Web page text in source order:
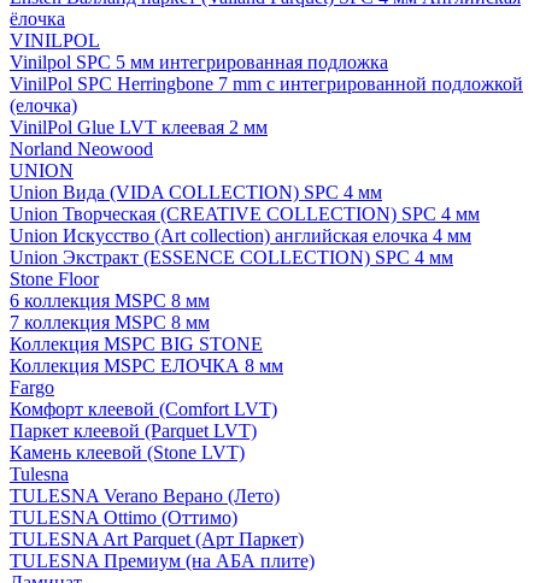
ёлочка
VINILPOL
Vinilpol SPC 5 мм интегрированная подложка
VinilPol SPC Herringbone 7 mm с интегрированной подложкой
(елочка)
VinilPol Glue LVT клеевая 2 мм
Norland Neowood
UNION
Union Вида (VIDA COLLECTION) SPC 4 мм
Union Творческая (CREATIVE COLLECTION) SPC 4 мм
Union Искусство (Art collection) английская елочка 4 мм
Union Экстракт (ESSENCE COLLECTION) SPC 4 мм
Stone Floor
6 коллекция MSPC 8 мм
7 коллекция MSPC 8 мм
Коллекция MSPC BIG STONE
Коллекция MSPC ЕЛОЧКА 8 мм
Fargo
Комфорт клеевой (Comfort LVT)
Паркет клеевой (Parquet LVT)
Камень клеевой (Stone LVT)
Tulesna
TULESNA Verano Верано (Лето)
TULESNA Ottimo (Оттимо)
TULESNA Art Parquet (Арт Паркет)
TULESNA Премиум (на АБА плите)